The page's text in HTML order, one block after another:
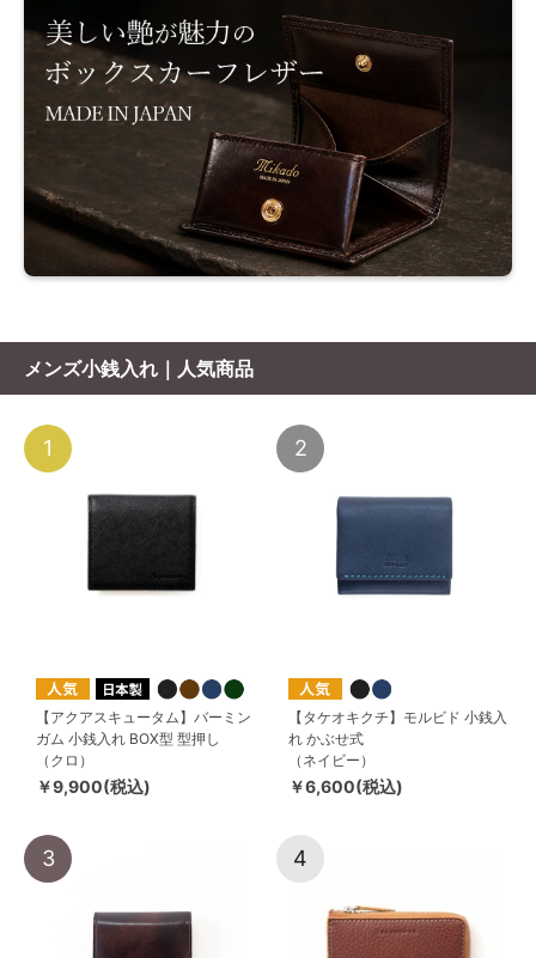
メンズ小銭入れ｜人気商品
1
【アクアスキュータム】バーミン
ガム 小銭入れ BOX型 型押し
（クロ）
￥9,900(税込)
2
【タケオキクチ】モルビド 小銭入
れ かぶせ式
（ネイビー）
￥6,600(税込)
3 4